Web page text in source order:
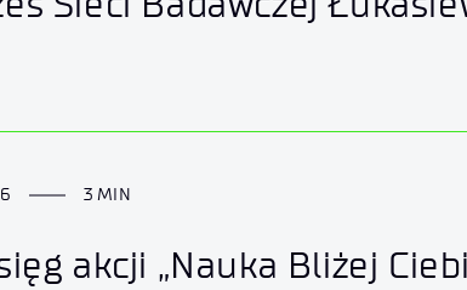
3 MIN
akcji „Nauka Bliżej